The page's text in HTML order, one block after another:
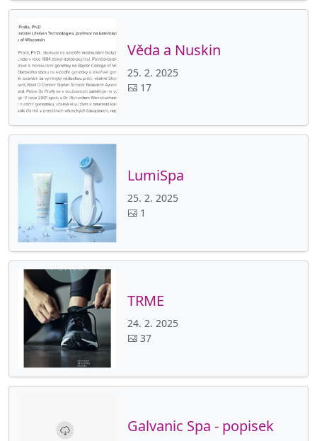
Věda a Nuskin
25. 2. 2025
17
LumiSpa
25. 2. 2025
1
TRME
24. 2. 2025
37
Galvanic Spa - popisek